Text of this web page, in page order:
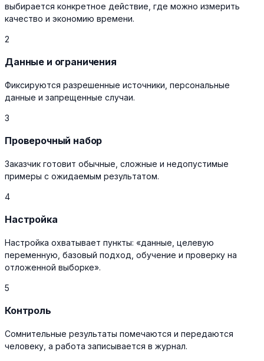
выбирается конкретное действие, где можно измерить
качество и экономию времени.
2
Данные и ограничения
Фиксируются разрешенные источники, персональные
данные и запрещенные случаи.
3
Проверочный набор
Заказчик готовит обычные, сложные и недопустимые
примеры с ожидаемым результатом.
4
Настройка
Настройка охватывает пункты: «данные, целевую
переменную, базовый подход, обучение и проверку на
отложенной выборке».
5
Контроль
Сомнительные результаты помечаются и передаются
человеку, а работа записывается в журнал.